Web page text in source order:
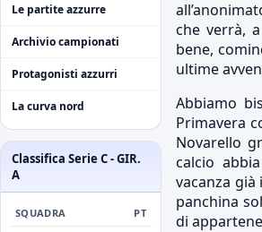
Le partite azzurre
Archivio campionati
Protagonisti azzurri
La curva nord
Classifica Serie C - GIR.
A
SQUADRA PT
che verrà,
bene,
ultime
Abbiamo
Primavera
Novarello
calcio
vacanza
panchina
di